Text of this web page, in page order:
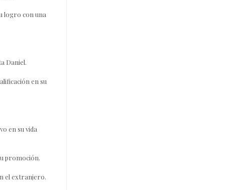
logro con una
Daniel.
en su
en su vida
promoción.
el extranjero.